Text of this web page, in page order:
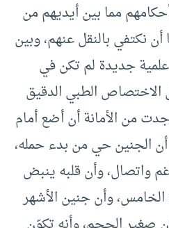
مما بين أيديهم من
نكتفي بالنقل عنهم، وبين
جديدة لم تكن في
الاختصاص الطبي الدقيق
من الأمانة أن أضع أمام
أن الجنين حي من بدء حمله،
واتصال، وأن قلبه ينبض
وأن جنين الأشهر